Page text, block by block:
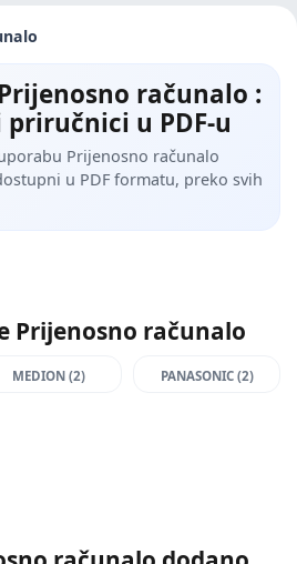
računalo :
u PDF-u
Prijenosno računalo
u PDF formatu, preko svih
Prijenosno računalo
MEDION (2) PANASONIC (2)